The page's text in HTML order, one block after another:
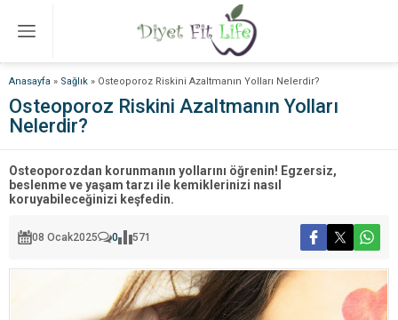
Anasayfa » Sağlık » Osteoporoz Riskini Azaltmanın Yolları Nelerdir?
Osteoporoz Riskini Azaltmanın Yolları
Nelerdir?
Osteoporozdan korunmanın yollarını öğrenin! Egzersiz,
beslenme ve yaşam tarzı ile kemiklerinizi nasıl
koruyabileceğinizi keşfedin.
08 Ocak2025 0 571